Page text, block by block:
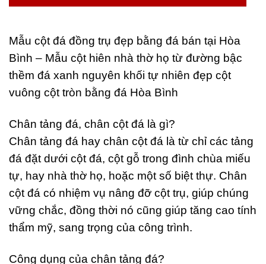
Mẫu cột đá đồng trụ đẹp bằng đá bán tại Hòa
Bình – Mẫu cột hiên nhà thờ họ từ đường bậc
thềm đá xanh nguyên khối tự nhiên đẹp cột
vuông cột tròn bằng đá Hòa Bình
Chân tảng đá, chân cột đá là gì?
Chân tảng đá hay chân cột đá là từ chỉ các tảng
đá đặt dưới cột đá, cột gỗ trong đình chùa miếu
tự, hay nhà thờ họ, hoặc một số biệt thự. Chân
cột đá có nhiệm vụ nâng đỡ cột trụ, giúp chúng
vững chắc, đồng thời nó cũng giúp tăng cao tính
thẩm mỹ, sang trọng của công trình.
Công dụng của chân tảng đá?